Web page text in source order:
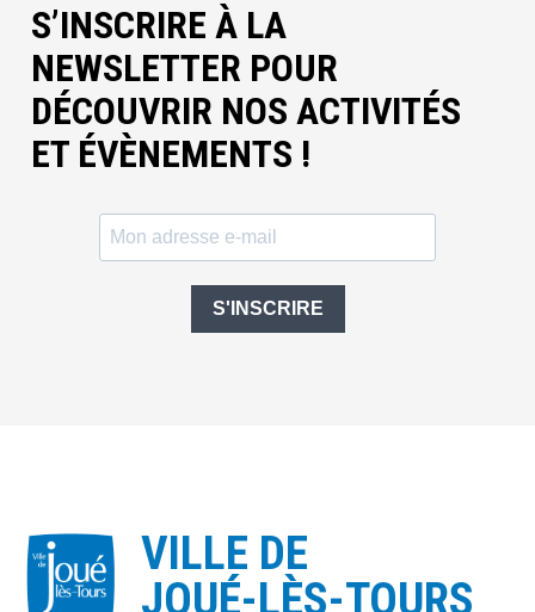
S’INSCRIRE À LA
NEWSLETTER POUR
DÉCOUVRIR NOS ACTIVITÉS
ET ÉVÈNEMENTS !
S'INSCRIRE
VILLE DE
JOUÉ-LÈS-TOURS